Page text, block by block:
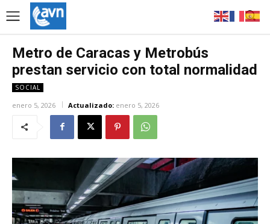
Metro de Caracas y Metrobús
prestan servicio con total normalidad
SOCIAL
enero 5, 2026 Actualizado: enero 5, 2026